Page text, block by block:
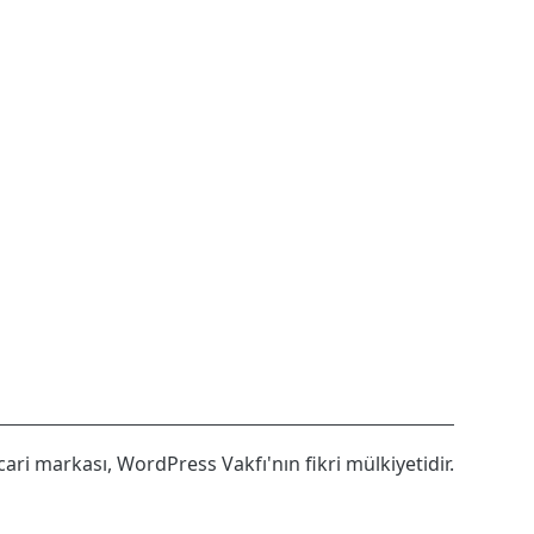
markası, WordPress Vakfı'nın fikri mülkiyetidir.